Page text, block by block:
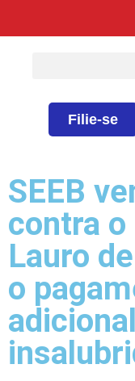
Filie-se
SEEB
contra
Lauro
o